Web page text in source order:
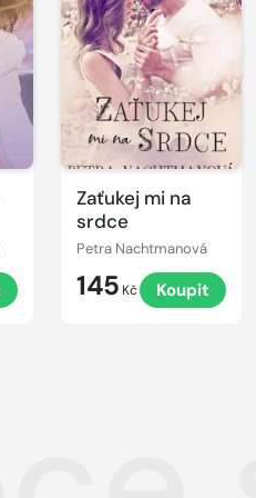
Zaťukej mi na
srdce
Petra Nachtmanová
145 Kč Koupit